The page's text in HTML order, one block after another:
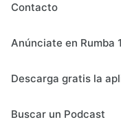
Contacto
Anúnciate en Rumba
Descarga gratis la
Buscar un Podcast